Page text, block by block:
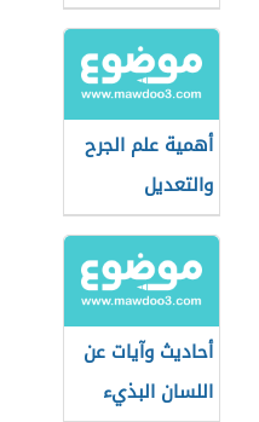
أهمية علم الجرح
والتعديل
أحاديث وآيات عن
اللسان البذيء